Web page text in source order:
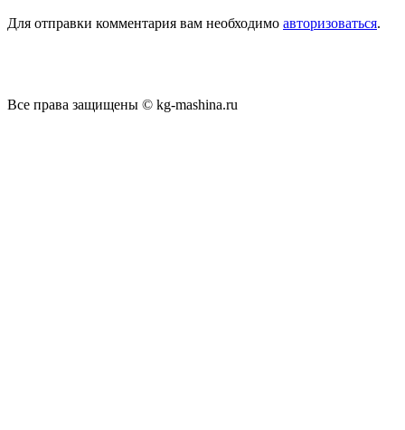
Для отправки комментария вам необходимо авторизоваться.
Все права защищены © kg-mashina.ru